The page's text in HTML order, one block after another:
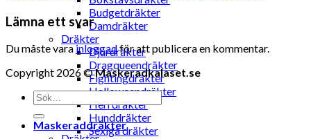
Budgetdräkter
Damdräkter
Dräkter
Djurdräkter
Dragqueendräkter
Fightingdräkter
Halloweendräkter
Herrdräkter
Hunddräkter
Sexiga dräkter
Lämna ett svar
Du måste varainloggadför att publicera en kommentar.
Copyright 2026 ©Maskeradkalaset.se
Sök
efter:
Maskeraddräkter